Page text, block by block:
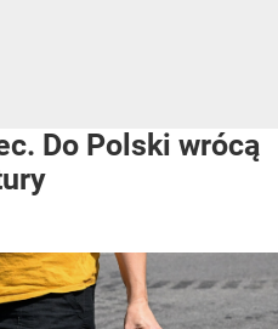
Do Polski wrócą